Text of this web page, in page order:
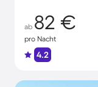
ab 82 €
pro Nacht
4.2